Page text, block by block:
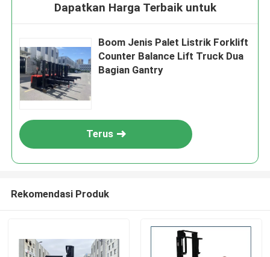
Dapatkan Harga Terbaik untuk
Boom Jenis Palet Listrik Forklift
Counter Balance Lift Truck Dua
Bagian Gantry
Terus
Rekomendasi Produk